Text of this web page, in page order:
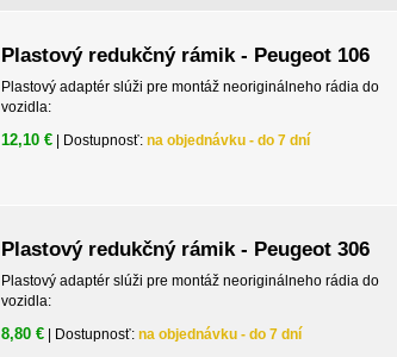
Plastový redukčný rámik - Peugeot 106
Plastový adaptér slúži pre montáž neoriginálneho rádia do
vozidla:
12,10 € | Dostupnosť: na objednávku - do 7 dní
Plastový redukčný rámik - Peugeot 306
Plastový adaptér slúži pre montáž neoriginálneho rádia do
vozidla:
8,80 € | Dostupnosť: na objednávku - do 7 dní